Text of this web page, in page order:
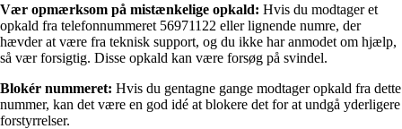
Vær opmærksom på mistænkelige opkald: Hvis du modtager et
opkald fra telefonnummeret 56971122 eller lignende numre, der
hævder at være fra teknisk support, og du ikke har anmodet om hjælp,
så vær forsigtig. Disse opkald kan være forsøg på svindel.
Blokér nummeret: Hvis du gentagne gange modtager opkald fra dette
nummer, kan det være en god idé at blokere det for at undgå yderligere
forstyrrelser.